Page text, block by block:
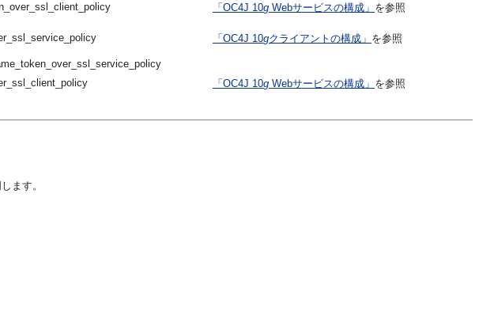
「OC4J 10g Webサービスの構成」 を参照
「OC4J 10gクライアントの構成」 を参照
「OC4J 10g Webサービスの構成」 を参照
ます。